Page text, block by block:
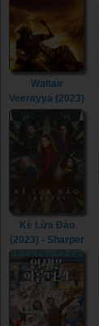
Waltair
Veerayya (2023)
Veerayya (2023)
Kẻ Lừa Đảo
(2023) - Sharper
(2023)